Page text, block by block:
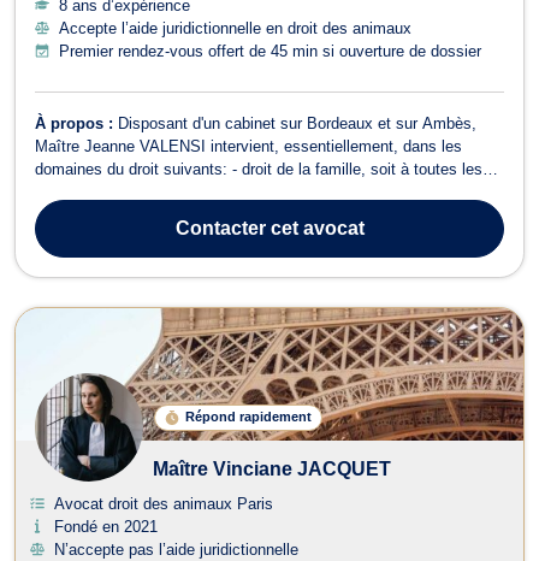
8 ans d’expérience
Accepte l’aide juridictionnelle en droit des animaux
Premier rendez-vous offert de 45 min si ouverture de dossier
À propos : Disposant d'un cabinet sur Bordeaux et sur Ambès,
Maître Jeanne VALENSI intervient, essentiellement, dans les
domaines du droit suivants: - droit de la famille, soit à toutes les
séparation de corps, de liquidation du régime matrimonial) ainsi que
dans les procédu...
Contactercet avocat
Répond rapidement
Maître Vinciane JACQUET
Avocat droit des animaux Paris
Fondé en 2021
N’accepte pas l’aide juridictionnelle